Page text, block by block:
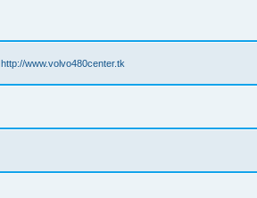
http://www.volvo480center.tk